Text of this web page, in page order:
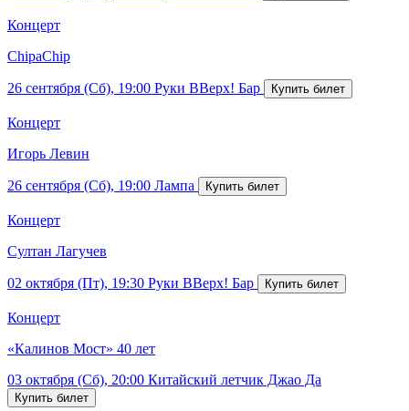
Концерт
ChipaChip
26 сентября (Сб), 19:00 Руки ВВерх! Бар
Концерт
Игорь Левин
26 сентября (Сб), 19:00 Лампа
Концерт
Султан Лагучев
02 октября (Пт), 19:30 Руки ВВерх! Бар
Концерт
«Калинов Мост» 40 лет
03 октября (Сб), 20:00 Китайский летчик Джао Да